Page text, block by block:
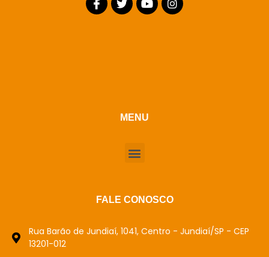
MENU
FALE CONOSCO
Rua Barão de Jundiaí, 1041, Centro - Jundiaí/SP - CEP
13201-012